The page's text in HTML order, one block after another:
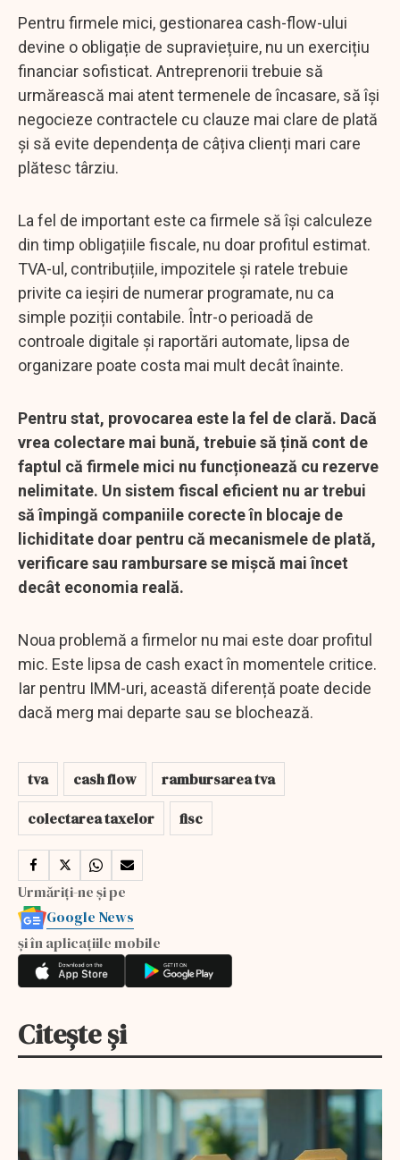
Pentru firmele mici, gestionarea cash-flow-ului
devine o obligație de supraviețuire, nu un exercițiu
financiar sofisticat. Antreprenorii trebuie să
urmărească mai atent termenele de încasare, să își
negocieze contractele cu clauze mai clare de plată
și să evite dependența de câțiva clienți mari care
plătesc târziu.
La fel de important este ca firmele să își calculeze
din timp obligațiile fiscale, nu doar profitul estimat.
TVA-ul, contribuțiile, impozitele și ratele trebuie
privite ca ieșiri de numerar programate, nu ca
simple poziții contabile. Într-o perioadă de
controale digitale și raportări automate, lipsa de
organizare poate costa mai mult decât înainte.
Pentru stat, provocarea este la fel de clară. Dacă
vrea colectare mai bună, trebuie să țină cont de
faptul că firmele mici nu funcționează cu rezerve
nelimitate. Un sistem fiscal eficient nu ar trebui
să împingă companiile corecte în blocaje de
lichiditate doar pentru că mecanismele de plată,
verificare sau rambursare se mișcă mai încet
decât economia reală.
Noua problemă a firmelor nu mai este doar profitul
mic. Este lipsa de cash exact în momentele critice.
Iar pentru IMM-uri, această diferență poate decide
dacă merg mai departe sau se blochează.
tva cash flow
rambursarea tva
colectarea taxelor
fisc
Urmăriți-ne și pe
Google News
și în aplicațiile mobile
Citește și